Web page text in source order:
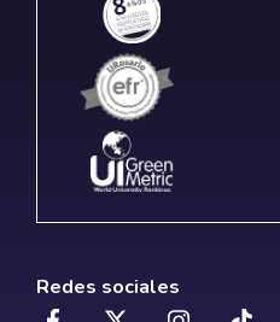
Redes sociales